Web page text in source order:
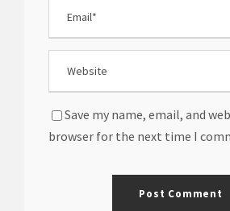
Save my name, email, and
browser for the next time I